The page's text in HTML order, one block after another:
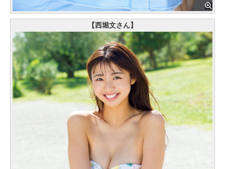
【西堀文さん】